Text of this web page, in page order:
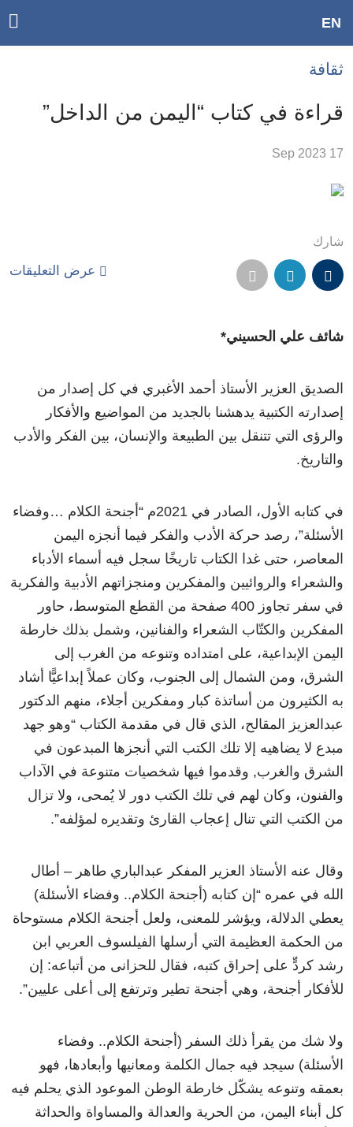
Accessibility
links
الرئيسي
to
Search
EN
ثقافة
قراءة في كتاب “اليمن من الداخل”
17 Sep 2023
شارك
عرض التعليقات
شائف علي الحسيني*
الصديق العزير الأستاذ أحمد الأغبري في كل إصدار من
إصدارته الكتبية يدهشنا بالجديد من المواضيع والأفكار
والرؤى التي تتنقل بين الطبيعة والإنسان، بين الفكر والأدب
والتاريخ.
في كتابه الأول، الصادر في 2021م “أجنحة الكلام …وفضاء
الأسئلة”، رصد حركة الأدب والفكر فيما أنجزه اليمن
المعاصر، حتى غدا الكتاب تاريخًا سجل فيه أسماء الأدباء
والشعراء والروائيين والمفكرين ومنجزاتهم الأدبية والفكرية
في سفر تجاوز 400 صفحة من القطع المتوسط، حاور
المفكرين والكتّاب الشعراء والفنانين، وشمل بذلك خارطة
اليمن الإبداعية، على امتداده وتنوعه من الغرب إلى
الشرق، ومن الشمال إلى الجنوب، وكان عملاً إبداعيًّا أشاد
به الكثيرون من أساتذة كبار ومفكرين أجلاء، منهم الدكتور
عبدالعزيز المقالح، الذي قال في مقدمة الكتاب “وهو جهد
مبدع لا يضاهيه إلا تلك الكتب التي أنجزها المبدعون في
الشرق والغرب, وقدموا فيها شخصيات متنوعة في الآداب
والفنون، وكان لهم في تلك الكتب دور لا يُمحى، ولا تزال
من الكتب التي تنال إعجاب القارئ وتقديره لمؤلفه”.
وقال عنه الأستاذ العزير المفكر عبدالباري طاهر – أطال
الله في عمره “إن كتابه (أجنحة الكلام.. وفضاء الأسئلة)
يعطي الدلالة، ويؤشر للمعنى، ولعل أجنحة الكلام مستوحاة
من الحكمة العظيمة التي أرسلها الفيلسوف العربي ابن
رشد كردٍّ على إحراق كتبه، فقال للحزانى من أتباعه: إن
للأفكار أجنحة، وهي أجنحة تطير وترتفع إلى أعلى عليين”.
ولا شك من يقرأ ذلك السفر (أجنحة الكلام.. وفضاء
الأسئلة) سيجد فيه جمال الكلمة ومعانيها وأبعادها، فهو
بعمقه وتنوعه يشكّل خارطة الوطن الموعود الذي يحلم فيه
كل أبناء اليمن، من الحرية والعدالة والمساواة والحداثة